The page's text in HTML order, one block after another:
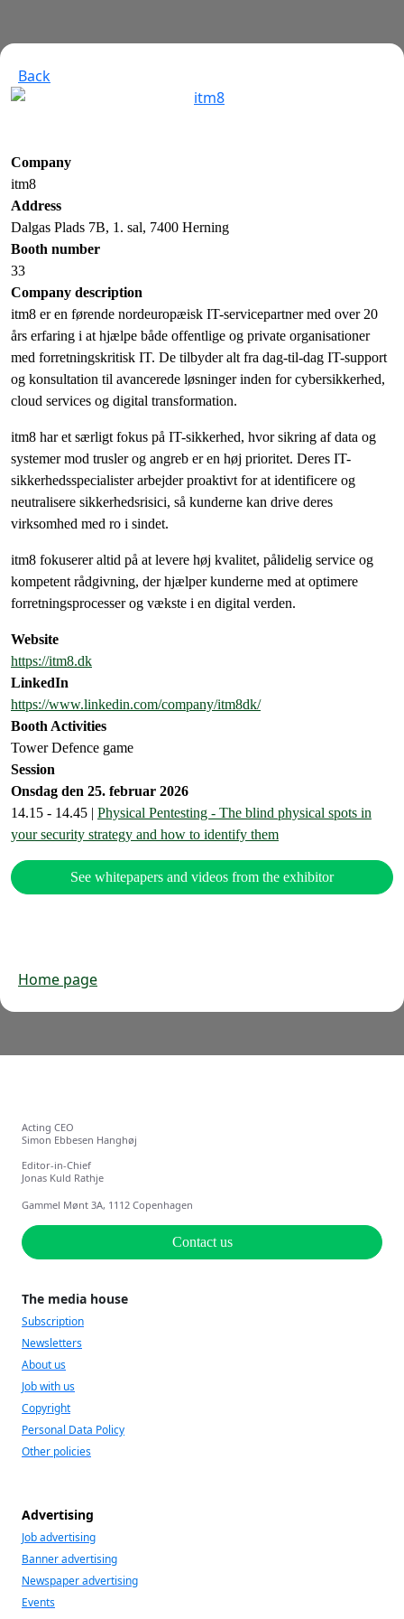
Back
Company
itm8
Address
Dalgas Plads 7B, 1. sal, 7400 Herning
Booth number
33
Company description
itm8 er en førende nordeuropæisk IT-servicepartner med over 20
års erfaring i at hjælpe både offentlige og private organisationer
med forretningskritisk IT. De tilbyder alt fra dag-til-dag IT-support
og konsultation til avancerede løsninger inden for cybersikkerhed,
cloud services og digital transformation.
itm8 har et særligt fokus på IT-sikkerhed, hvor sikring af data og
systemer mod trusler og angreb er en høj prioritet. Deres IT-
sikkerhedsspecialister arbejder proaktivt for at identificere og
neutralisere sikkerhedsrisici, så kunderne kan drive deres
virksomhed med ro i sindet.
itm8 fokuserer altid på at levere høj kvalitet, pålidelig service og
kompetent rådgivning, der hjælper kunderne med at optimere
forretningsprocesser og vækste i en digital verden.
Website
https://itm8.dk
LinkedIn
https://www.linkedin.com/company/itm8dk/
Booth Activities
Tower Defence game
Session
Onsdag den 25. februar 2026
14.15 - 14.45 | Physical Pentesting - The blind physical spots in
your security strategy and how to identify them
See whitepapers and videos from the exhibitor
Home page
Acting CEO
Simon Ebbesen Hanghøj
Editor-in-Chief
Jonas Kuld Rathje
Gammel Mønt 3A, 1112 Copenhagen
Contact us
The media house
Subscription
Newsletters
About us
Job with us
Copyright
Personal Data Policy
Other policies
Advertising
Job advertising
Banner advertising
Newspaper advertising
Events